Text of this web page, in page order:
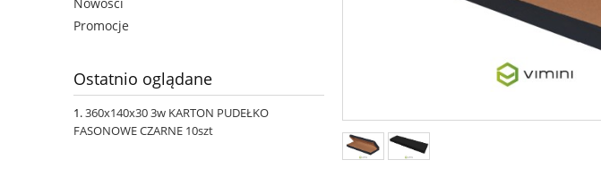
Promocje
Ostatnio oglądane
360x140x30 3w KARTON PUDEŁKO
FASONOWE CZARNE 10szt